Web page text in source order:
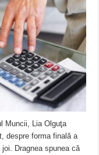
Muncii, Lia Olguţa
despre forma finală a
Dragnea spunea că